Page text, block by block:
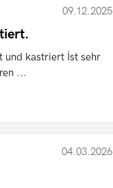
09.12.2025
und kastriert İst sehr
...
04.03.2026